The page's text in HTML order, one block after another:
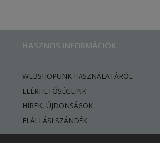
HASZNOS INFORMÁCIÓK
WEBSHOPUNK HASZNÁLATÁRÓL
ELÉRHETŐSÉGEINK
HÍREK, ÚJDONSÁGOK
ELÁLLÁSI SZÁNDÉK